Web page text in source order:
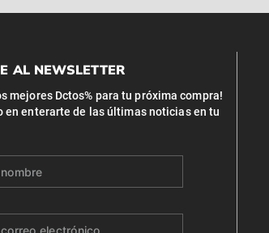
AL NEWSLETTER
mejores Dctos% para tu próxima compra!
en enterarte de las últimas noticias en tu